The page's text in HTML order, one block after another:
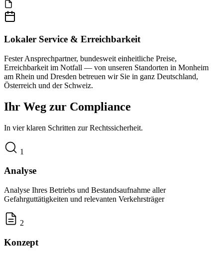
Lokaler Service & Erreichbarkeit
Fester Ansprechpartner, bundesweit einheitliche Preise,
Erreichbarkeit im Notfall — von unseren Standorten in Monheim
am Rhein und Dresden betreuen wir Sie in ganz Deutschland,
Österreich und der Schweiz.
Ihr Weg zur Compliance
In vier klaren Schritten zur Rechtssicherheit.
1
Analyse
Analyse Ihres Betriebs und Bestandsaufnahme aller
Gefahrguttätigkeiten und relevanten Verkehrsträger
2
Konzept